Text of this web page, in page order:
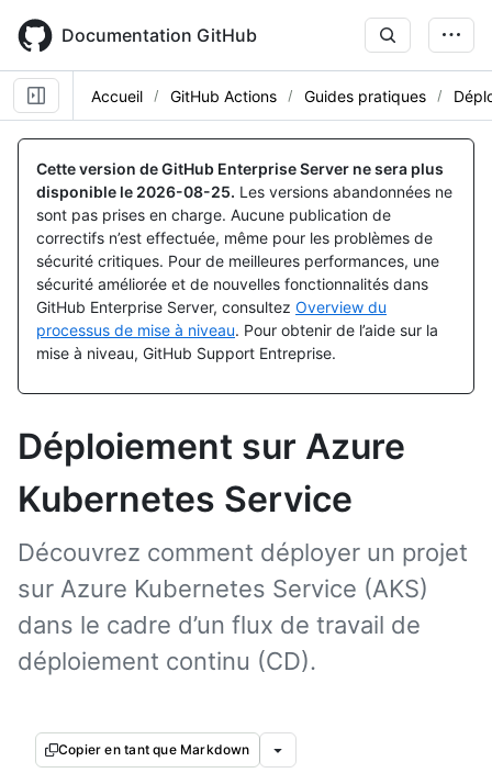
main
content
Documentation GitHub
Accueil GitHub Actions Guides pratiques
Cette version de GitHub Enterprise Server ne sera plus
disponible le 2026-08-25. Les versions abandonnées ne
sont pas prises en charge. Aucune publication de
correctifs n’est effectuée, même pour les problèmes de
sécurité critiques. Pour de meilleures performances, une
sécurité améliorée et de nouvelles fonctionnalités dans
GitHub Enterprise Server, consultez Overview du
processus de mise à niveau. Pour obtenir de l’aide sur la
mise à niveau, GitHub Support Entreprise.
Déploiement sur Azure
Kubernetes Service
Découvrez comment déployer un projet
sur Azure Kubernetes Service (AKS)
dans le cadre d’un flux de travail de
déploiement continu (CD).
Copier en tant que Markdown